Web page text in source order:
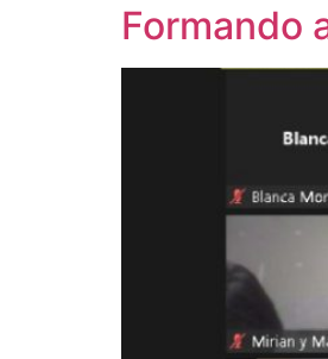
Formando